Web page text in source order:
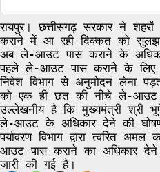
रायपुर। छत्तीसगढ़ सरकार ने
कराने में आ रही दिक्कत को
अब ले-आउट पास कराने के
पहले ले-आउट पास कराने के लिए
निवेश विभाग सेे अनुमोदन लेना
को एक ही छत की नीचे ले-आउट
उल्लेखनीय है कि मुख्यमंत्री श्री
ले-आउट के अधिकार देने की
पर्यावरण विभाग द्वारा त्वरित
आउट पास कराने का अधिकार
जारी की गई है।